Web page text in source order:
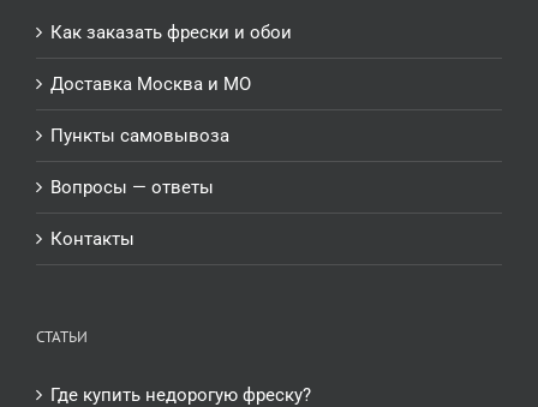
Как заказать фрески и обои
Доставка Москва и МО
Пункты самовывоза
Вопросы — ответы
Контакты
СТАТЬИ
Где купить недорогую фреску?